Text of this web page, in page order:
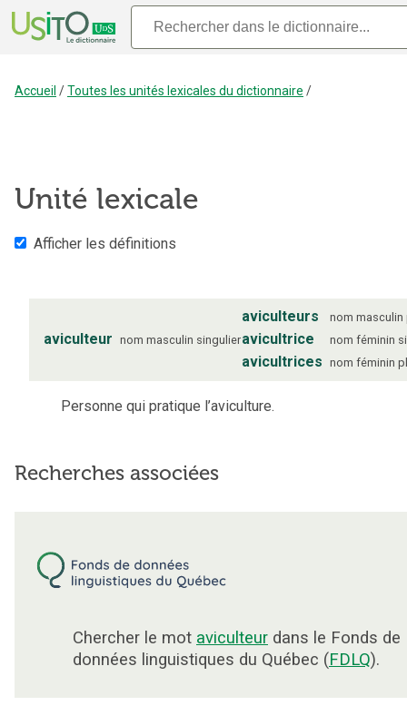
Accueil /Toutes les unités lexicales du dictionnaire /
Unité lexicale
Afficher les définitions
aviculteur nom masculin singulier
aviculteurs nom masculin
avicultrice nom féminin
avicultrices nom féminin
Personne qui pratique l’aviculture.
Recherches associées
Chercher le mot aviculteur dans le Fonds de
données linguistiques du Québec (FDLQ).